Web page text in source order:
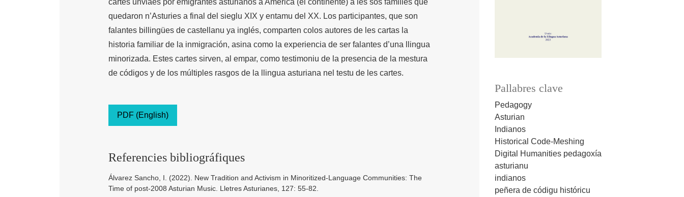
Pallabres clave
Pedagogy
Asturian
Indianos
Historical Code-Meshing
Digital Humanities pedagoxía
asturianu
indianos
peñera de códigu históricu
quedaron n’Asturies a final del sieglu XIX y entamu del XX. Los participantes, que son
falantes billingües de castellanu ya inglés, comparten colos autores de les cartas la
historia familiar de la inmigración, asina como la experiencia de ser falantes d’una llingua
minorizada. Estes cartes sirven, al empar, como testimoniu de la presencia de la mestura
de códigos y de los múltiples rasgos de la llingua asturiana nel testu de les cartes.
PDF (English)
Referencies bibliográfiques
Álvarez Sancho, I. (2022). New Tradition and Activism in Minoritized-Language Communities: The
Time of post-2008 Asturian Music. Lletres Asturianes, 127: 55-82.